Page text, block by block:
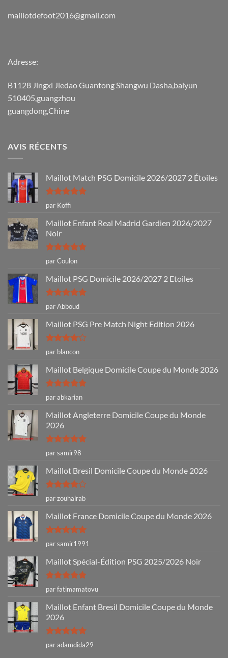
maillotdefoot2016@gmail.com
Adresse:
B1128 Jingxi Jiedao Guantong Shangwu Dasha,baiyun
510405,guangzhou
guangdong,Chine
AVIS RÉCENTS
Maillot Match PSG Domicile 2026/2027 2 Étoiles
Note5sur
5
par Koffi
Maillot Enfant Real Madrid Gardien 2026/2027
Noir
Note5sur
5
par Coulon
Maillot PSG Domicile 2026/2027 2 Etoiles
Note5sur
5
par Abboud
Maillot PSG Pre Match Night Edition 2026
Note4
sur 5
par blancon
Maillot Belgique Domicile Coupe du Monde 2026
Note5sur
5
par abkarian
Maillot Angleterre Domicile Coupe du Monde
2026
Note5sur
5
par samir98
Maillot Bresil Domicile Coupe du Monde 2026
Note4
sur 5
par zouhairab
Maillot France Domicile Coupe du Monde 2026
Note5sur
5
par samir1991
Maillot Spécial-Édition PSG 2025/2026 Noir
Note5sur
5
par fatimamatovu
Maillot Enfant Bresil Domicile Coupe du Monde
2026
Note5sur
5
par adamdida29